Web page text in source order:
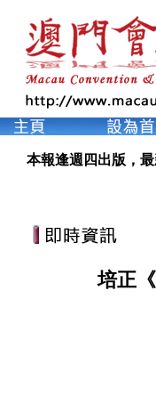
本報逢週四出版，
培正